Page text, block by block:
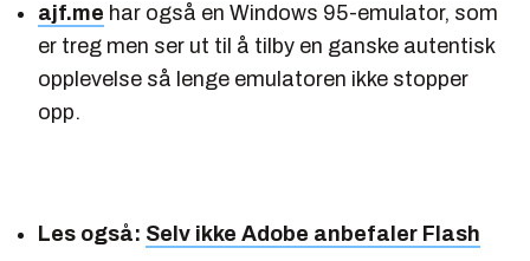
ajf.me har også en Windows 95-emulator, som
er treg men ser ut til å tilby en ganske autentisk
opplevelse så lenge emulatoren ikke stopper
opp.
Les også: Selv ikke Adobe anbefaler Flash